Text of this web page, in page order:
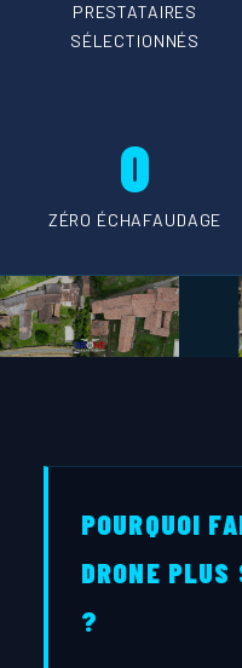
PRESTATAIRES
SÉLECTIONNÉS
0
ZÉRO ÉCHAFAUDAGE
POURQUOI
DRONE PLUS
?